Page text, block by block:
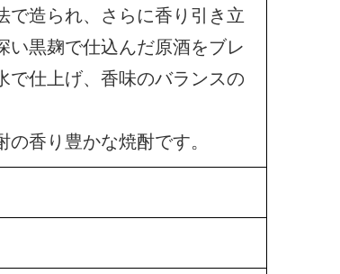
で造られ、さらに香り引き立
い黒麹で仕込んだ原酒をブレ
で仕上げ、香味のバランスの
香り豊かな焼酎です。